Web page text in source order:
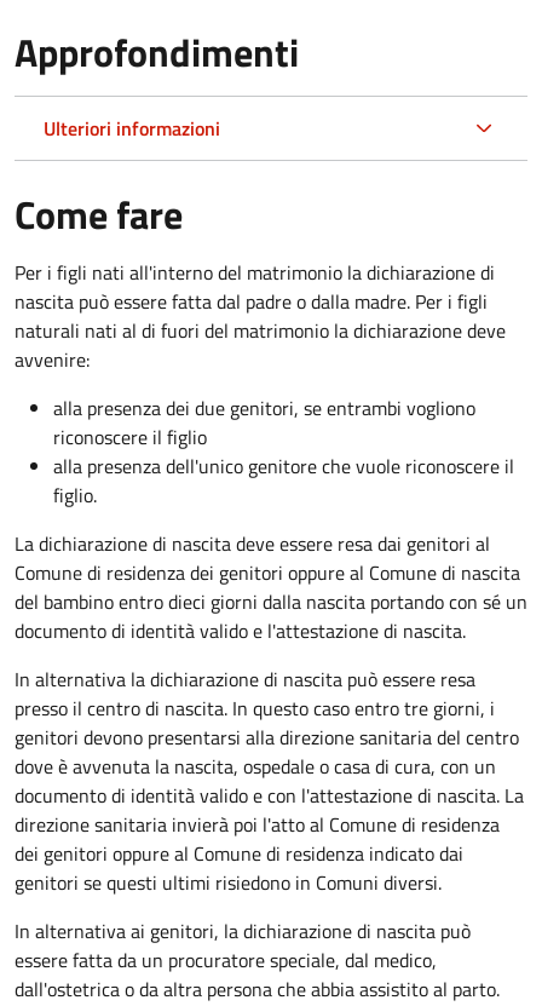
Approfondimenti
Ulteriori informazioni
Come fare
Per i figli nati all'interno del matrimonio la dichiarazione di
nascita può essere fatta dal padre o dalla madre. Per i figli
naturali nati al di fuori del matrimonio la dichiarazione deve
avvenire:
alla presenza dei due genitori, se entrambi vogliono
riconoscere il figlio
alla presenza dell'unico genitore che vuole riconoscere il
figlio.
La dichiarazione di nascita deve essere resa dai genitori al
Comune di residenza dei genitori oppure al Comune di nascita
del bambino entro dieci giorni dalla nascita portando con sé un
documento di identità valido e l'attestazione di nascita.
In alternativa la dichiarazione di nascita può essere resa
presso il centro di nascita. In questo caso entro tre giorni, i
genitori devono presentarsi alla direzione sanitaria del centro
dove è avvenuta la nascita, ospedale o casa di cura, con un
documento di identità valido e con l'attestazione di nascita. La
direzione sanitaria invierà poi l'atto al Comune di residenza
dei genitori oppure al Comune di residenza indicato dai
genitori se questi ultimi risiedono in Comuni diversi.
In alternativa ai genitori, la dichiarazione di nascita può
essere fatta da un procuratore speciale, dal medico,
dall'ostetrica o da altra persona che abbia assistito al parto.